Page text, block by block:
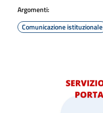
Argomenti:
Comunicazione istituzionale